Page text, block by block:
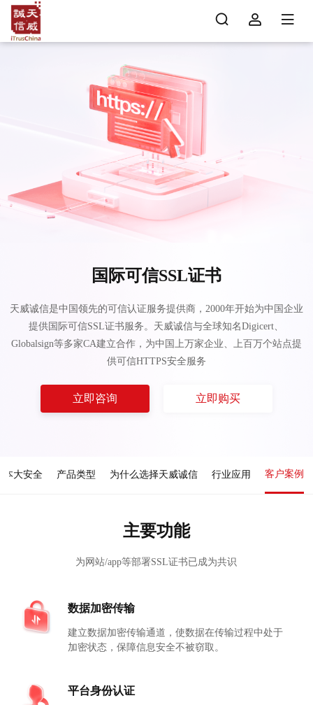
国际可信SSL证书
天威诚信是中国领先的可信认证服务提供商，2000年开始为中国企业
提供国际可信SSL证书服务。天威诚信与全球知名Digicert、
Globalsign等多家CA建立合作，为中国上万家企业、上百万个站点提
供可信HTTPS安全服务
立即咨询 立即购买
本大安全 产品类型 为什么选择天威诚信 行业应用 客户案例
主要功能
为网站/app等部署SSL证书已成为共识
数据加密传输
建立数据加密传输通道，使数据在传输过程中处于
加密状态，保障信息安全不被窃取。
平台身份认证